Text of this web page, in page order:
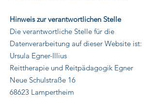
Hinweis zur verantwortlichen Stelle
Die verantwortliche Stelle für die
Datenverarbeitung auf dieser Website ist:
Ursula Egner-Illius
Reittherapie und Reitpädagogik Egner
Neue Schulstraße 16
68623 Lampertheim